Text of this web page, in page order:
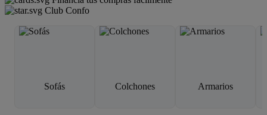
Club Confo
Sofás Colchones Armarios